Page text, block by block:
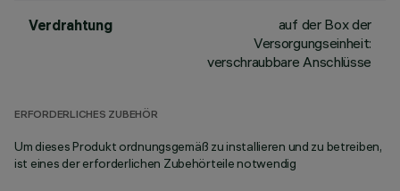
Verdrahtung
auf der Box der
Versorgungseinheit:
verschraubbare Anschlüsse
ERFORDERLICHES ZUBEHÖR
Um dieses Produkt ordnungsgemäß zu installieren und zu betreiben,
ist eines der erforderlichen Zubehörteile notwendig